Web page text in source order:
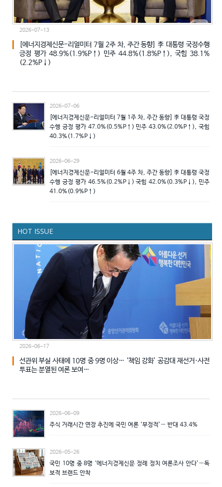
2026-07-13
[에너지경제신문-리얼미터 7월 2주 차, 주간 동향] 李 대통령 국정수행
긍정 평가 48.9%(1.9%P↑) 민주 44.8%(1.8%P↑), 국힘 38.1%
(2.2%P↓)
2026-07-06
[에너지경제신문-리얼미터 7월 1주 차, 주간 동향] 李 대통령 국정
수행 긍정 평가 47.0%(0.5%P↑) 민주 43.0%(2.0%P↑), 국힘
40.3%(1.7%P↓)
2026-06-29
[에너지경제신문-리얼미터 6월 4주 차, 주간 동향] 李 대통령 국정
수행 긍정 평가 46.5%(0.2%P↓) 국힘 42.0%(0.3%P↓), 민주
41.0%(0.9%P↑)
HOT ISSUE
2026-06-17
선관위 부실 사태에 10명 중 9명 이상… ‘책임 강화’ 공감대 재선거·사전
투표는 분열된 여론 보여…
2026-06-09
주식 거래시간 연장 추진에 국민 여론 ‘부정적’… 반대 43.4%
2026-05-26
국민 10명 중 8명 ‘에너지경제신문 정례 정치 여론조사 안다’…독
보적 브랜드 안착